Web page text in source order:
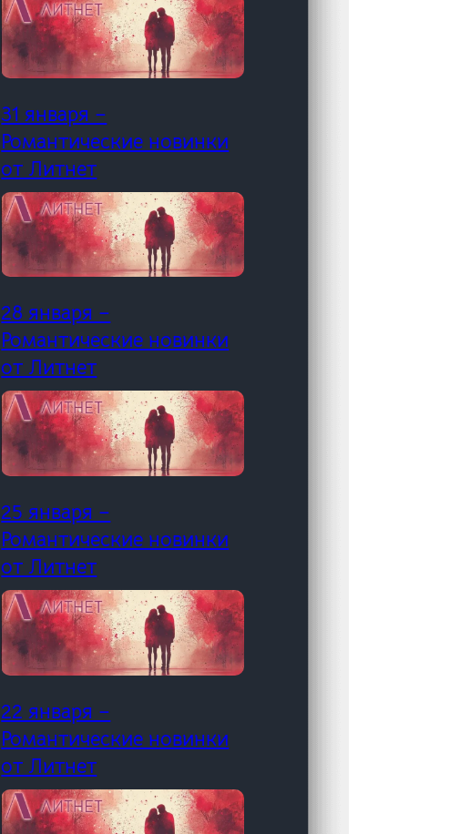
31 января –
Романтические новинки
от Литнет
28 января –
Романтические новинки
от Литнет
25 января –
Романтические новинки
от Литнет
22 января –
Романтические новинки
от Литнет